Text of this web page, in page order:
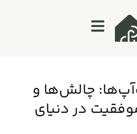
چالش‌ها و
در دنیای